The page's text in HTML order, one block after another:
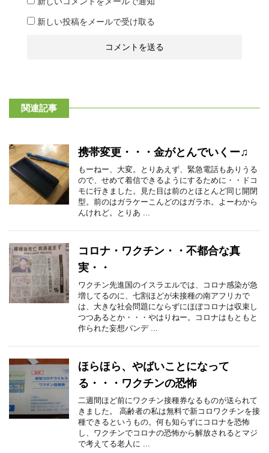
新しい投稿をメールで受け取る
関連記事
携帯変更・・・金がとんでいくー♫
もーねー、大変。とりあえず、緊急電話もありうる
ので、せめて着信できるようにするために・・ドコ
モに行きました。見た目は前のとほとんど同じ開閉
型。前のはガラケーこんどのはガラホ。よーわから
んけれど。とりあ ...
コロナ・ワクチン・・不都合な真
実・・
ワクチン先進国のイスラエルでは、コロナ感染が急
増してるのに、七割ほどが未接種の南アフリカで
は、大きな社会問題にならずにほぼコロナは収束し
つつあるとか・・・やはりねー。コロナはもともと
作られた妄想パンデ ...
ほらほら、やばいことになって
る・・・ワクチンの恐怖
二週間ほど前にワクチン接種券なるものが送られて
きました。 高齢者の私は無料で新コロワクチンを接
種できるというもの。何も知らずにコロナを恐怖
し、ワクチンでコロナの恐怖から解放されるとマジ
で考えてる老人に ...